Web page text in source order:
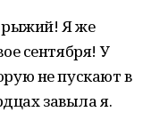
рыжий! Я же
сентября! У
не пускают в
завыла я.